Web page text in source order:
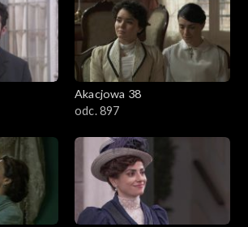
Akacjowa 38
odc. 897